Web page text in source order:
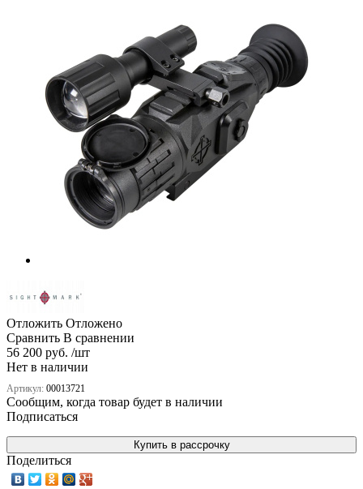
Отложить Отложено
Сравнить В сравнении
56 200 руб. /шт
Нет в наличии
Артикул: 00013721
Сообщим, когда товар будет в наличии
Подписаться
Купить в рассрочку
Поделиться